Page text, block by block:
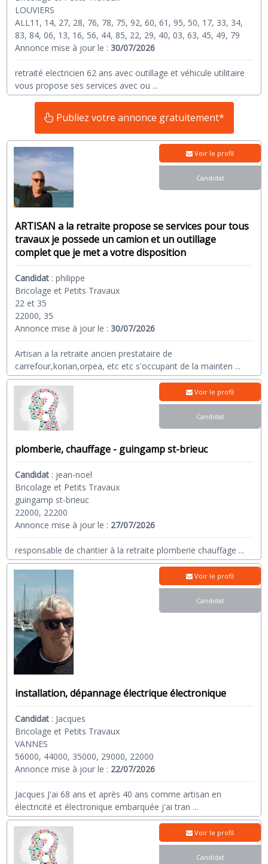
LOUVIERS
ALL11, 14, 27, 28, 76, 78, 75, 92, 60, 61, 95, 50, 17, 33, 34,
83, 84, 06, 13, 16, 56, 44, 85, 22, 29, 40, 03, 63, 45, 49, 79
Annonce mise à jour le :30/07/2026
retraité electricien 62 ans avec outillage et véhicule utilitaire
vous propose ses services avec ou ...
Publiez votre annonce gratuitement*
ARTISAN a la retraite propose se services pour tous
travaux je possede un camion et un outillage
complet que je met a votre disposition
Candidat :philippe
Bricolage et Petits Travaux
22 et 35
22000, 35
Annonce mise à jour le :30/07/2026
Artisan a la retraite ancien prestataire de
carrefour,korian,orpea, etc etc s'occupant de la mainten ...
Voir le profil
Candidat
plomberie, chauffage - guingamp st-brieuc
Candidat : jean-noel
Bricolage et Petits Travaux
guingamp st-brieuc
22000, 22200
Annonce mise à jour le : 27/07/2026
responsable de chantier à la retraite plomberie chauffage ...
Voir le profil
Candidat
installation, dépannage électrique électronique
Candidat : Jacques
Bricolage et Petits Travaux
VANNES
56000, 44000, 35000, 29000, 22000
Annonce mise à jour le : 22/07/2026
Jacques J'ai 68 ans et après 40 ans comme artisan en
électricité et électronique embarquée j'ai tran ...
Voir le profil
Candidat
Voir le profil
Candidat